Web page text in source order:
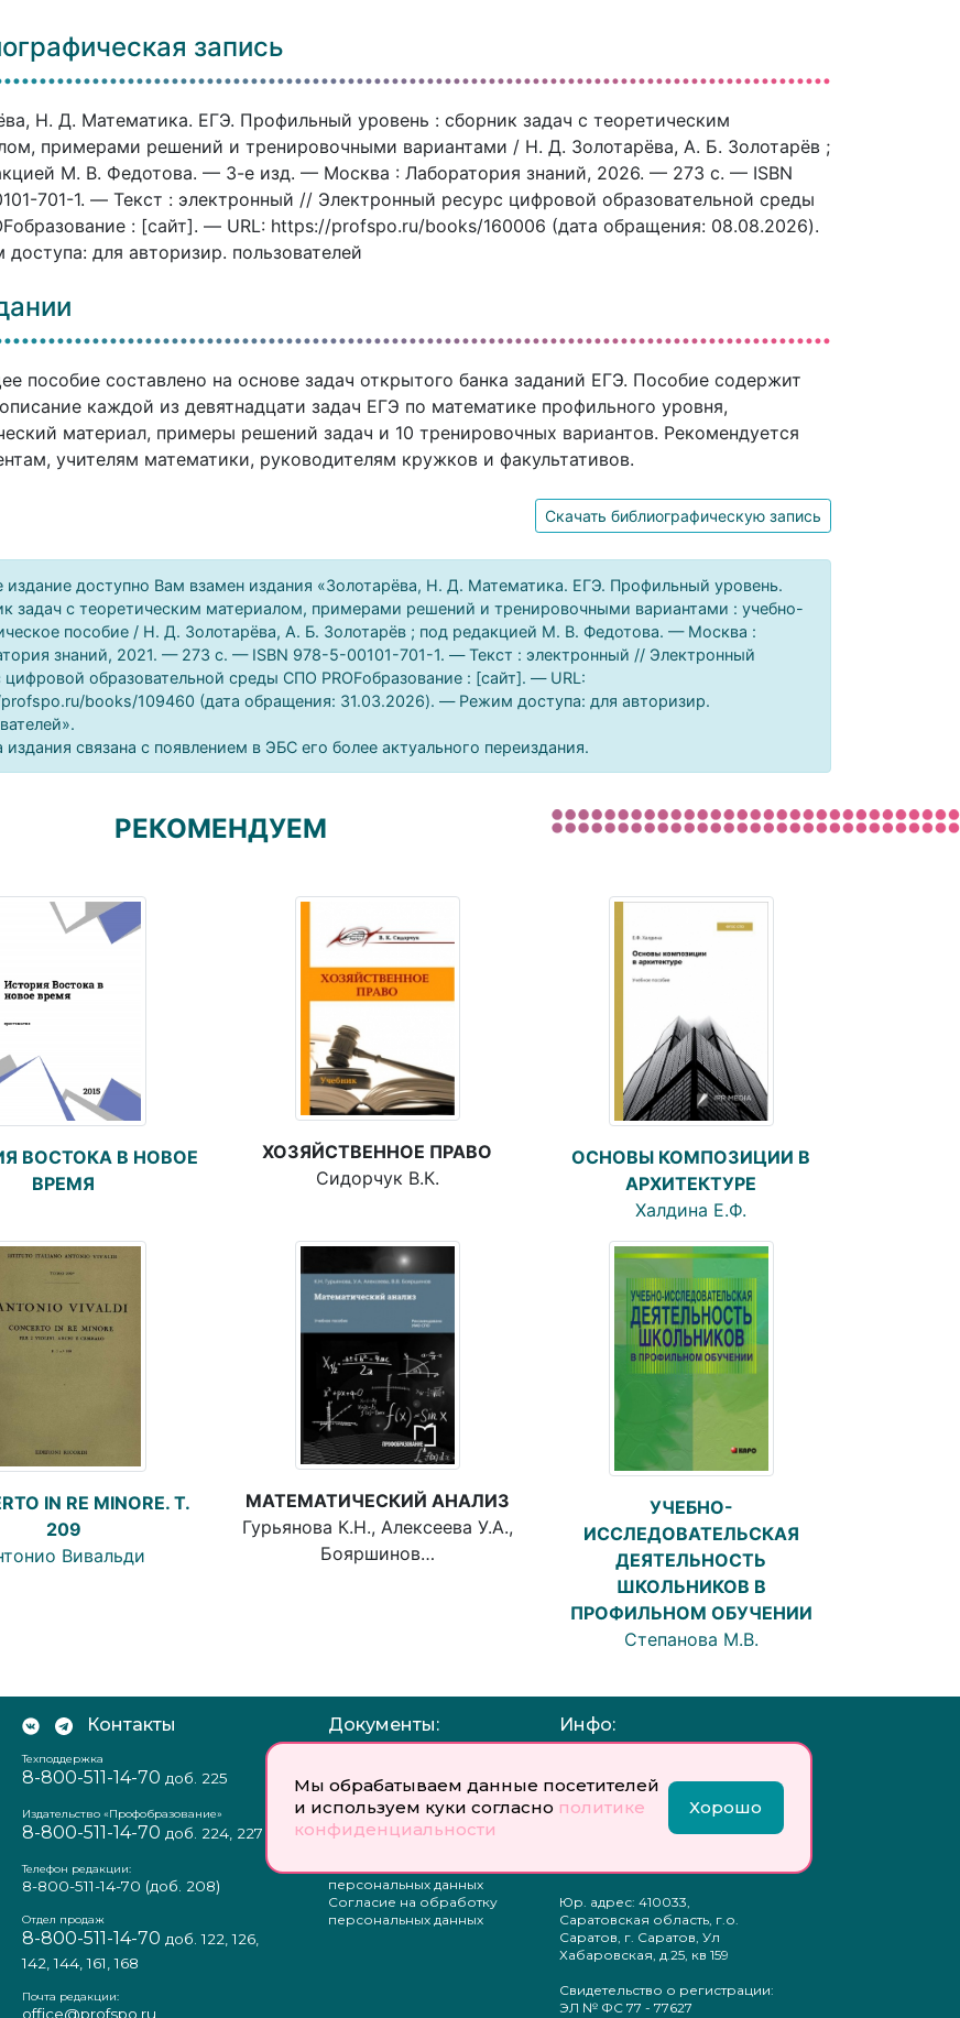
Мы обрабатываем данные посетителей
и используем куки согласно политике
конфиденциальности
Хорошо
запись
Н. Д. Математика. ЕГЭ. Профильный уровень : сборник задач с теоретическим
примерами решений и тренировочными вариантами / Н. Д. Золотарёва, А. Б. Золотарёв ;
М. В. Федотова. — 3-е изд. — Москва : Лаборатория знаний, 2026. — 273 c. — ISBN
701-1. — Текст : электронный // Электронный ресурс цифровой образовательной среды
: [сайт]. — URL: https://profspo.ru/books/160006 (дата обращения: 08.08.2026).
для авторизир. пользователей
пособие составлено на основе задач открытого банка заданий ЕГЭ. Пособие содержит
каждой из девятнадцати задач ЕГЭ по математике профильного уровня,
материал, примеры решений задач и 10 тренировочных вариантов. Рекомендуется
учителям математики, руководителям кружков и факультативов.
Скачать библиографическую запись
издание доступно Вам взамен издания «Золотарёва, Н. Д. Математика. ЕГЭ. Профильный уровень.
задач с теоретическим материалом, примерами решений и тренировочными вариантами : учебно-
пособие / Н. Д. Золотарёва, А. Б. Золотарёв ; под редакцией М. В. Федотова. — Москва :
знаний, 2021. — 273 c. — ISBN 978-5-00101-701-1. — Текст : электронный // Электронный
цифровой образовательной среды СПО PROFобразование : [сайт]. — URL:
books/109460 (дата обращения: 31.03.2026). — Режим доступа: для авторизир.
издания связана с появлением в ЭБС его более актуального переиздания.
РЕКОМЕНДУЕМ
ВОСТОКА В НОВОЕ
ВРЕМЯ
ХОЗЯЙСТВЕННОЕ ПРАВО
Сидорчук В.К.
ОСНОВЫ КОМПОЗИЦИИ В
АРХИТЕКТУРЕ
Халдина Е.Ф.
IN RE MINORE. Т.
209
Вивальди
МАТЕМАТИЧЕСКИЙ АНАЛИЗ
Гурьянова К.Н., Алексеева У.А.,
Бояршинов…
УЧЕБНО-
ИССЛЕДОВАТЕЛЬСКАЯ
ДЕЯТЕЛЬНОСТЬ
ШКОЛЬНИКОВ В
ПРОФИЛЬНОМ ОБУЧЕНИИ
Степанова М.В.
Контакты
Техподдержка
8-800-511-14-70 доб. 225
Издательство «Профобразование»
8-800-511-14-70 доб. 224, 227
Телефон редакции:
8-800-511-14-70 (доб. 208)
Отдел продаж
8-800-511-14-70 доб. 122, 126,
142, 144, 161, 168
Почта редакции:
office@profspo.ru
Документы:
персональных данных
Пользовательское
соглашение
Политика
персональных данных
Согласие на обработку
персональных данных
Инфо:
ограниченной
ответственностью
«Профобразование»
Юр. адрес: 410033,
Саратовская область, г.о.
Саратов, г. Саратов, Ул
Хабаровская, д.25, кв 159
Свидетельство о регистрации:
ЭЛ № ФС 77 - 77627